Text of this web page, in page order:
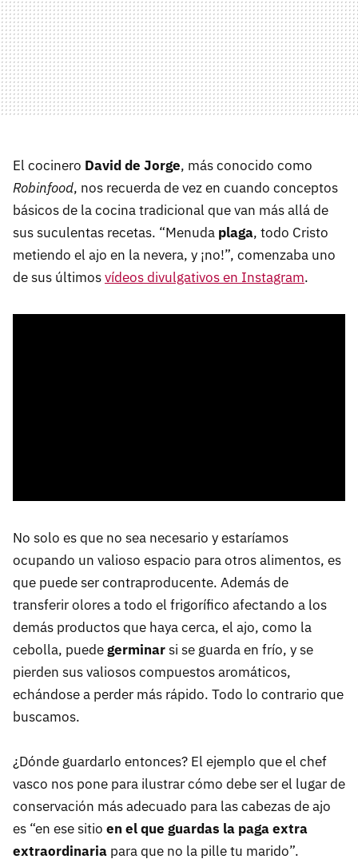
El cocinero David de Jorge, más conocido como
Robinfood, nos recuerda de vez en cuando conceptos
básicos de la cocina tradicional que van más allá de
sus suculentas recetas. “Menuda plaga, todo Cristo
metiendo el ajo en la nevera, y ¡no!”, comenzaba uno
de sus últimosvídeos divulgativos en Instagram.
No solo es que no sea necesario y estaríamos
ocupando un valioso espacio para otros alimentos, es
que puede ser contraproducente. Además de
transferir olores a todo el frigorífico afectando a los
demás productos que haya cerca, el ajo, como la
cebolla, puedegerminarsi se guarda en frío, y se
pierden sus valiosos compuestos aromáticos,
echándose a perder más rápido. Todo lo contrario que
buscamos.
¿Dónde guardarlo entonces? El ejemplo que el chef
vasco nos pone para ilustrar cómo debe ser el lugar de
conservación más adecuado para las cabezas de ajo
es “en ese sitio en el que guardas la paga extra
extraordinaria para que no la pille tu marido”.